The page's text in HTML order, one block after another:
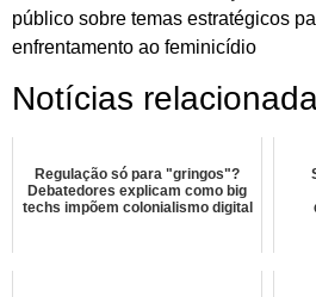
público sobre temas estratégicos
enfrentamento ao feminicídio
Notícias
Regulação só para "gringos"?
Debatedores explicam como big
techs impõem colonialismo digital